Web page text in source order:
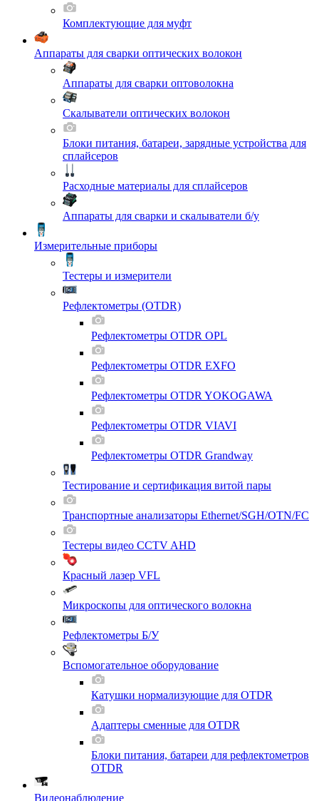
Комплектующие для муфт
Аппараты для сварки оптических волокон
Аппараты для сварки оптоволокна
Скалыватели оптических волокон
Блоки питания, батареи, зарядные устройства для
сплайсеров
Расходные материалы для сплайсеров
Аппараты для сварки и скалыватели б/у
Измерительные приборы
Тестеры и измерители
Рефлектометры (OTDR)
Рефлектометры OTDR OPL
Рефлектометры OTDR EXFO
Рефлектометры OTDR YOKOGAWA
Рефлектометры OTDR VIAVI
Рефлектометры OTDR Grandway
Тестирование и сертификация витой пары
Транспортные анализаторы Ethernet/SGH/OTN/FC
Тестеры видео CCTV AHD
Красный лазер VFL
Микроскопы для оптического волокна
Рефлектометры Б/У
Вспомогательное оборудование
Катушки нормализующие для OTDR
Адаптеры сменные для OTDR
Блоки питания, батареи для рефлектометров
OTDR
Видеонаблюдение